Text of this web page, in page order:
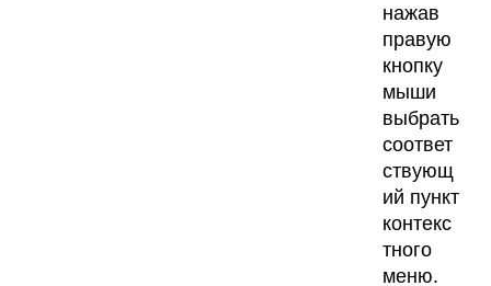
нажав
правую
кнопку
мыши
выбрать
соответ
ствующ
ий пункт
контекс
тного
меню.